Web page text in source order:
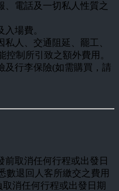
、電話及一切私人性質之
場費。
人、交通阻延、罷工、
控制所引致之額外費用。
及行李保險(如需購買，請
前取消任何行程或出發日
數退回人客所繳交之費用
消任何行程或出發日期